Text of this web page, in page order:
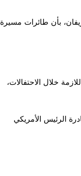
بأن طائرات مسيرة
خلال الاحتفالات،
الرئيس الأمريكي